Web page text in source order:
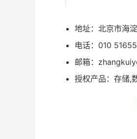
地址： 北京市海
电话：010
邮箱：
授权产品：存储,